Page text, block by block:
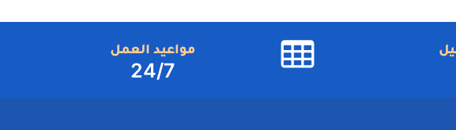
مواعيد العمل
24/7